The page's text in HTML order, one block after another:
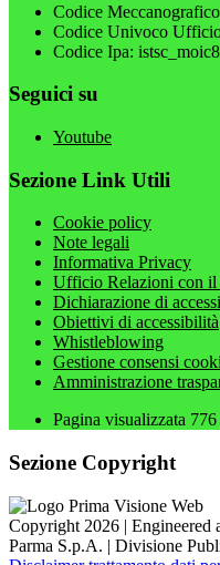
Codice
Codice Univoco
Codice Ipa:
Seguici su
Youtube
Sezione Link Utili
Cookie policy
Note legali
Informativa Privacy
Ufficio Relazioni con il
Dichiarazione di
Obiettivi di accessibilità
Whistleblowing
Gestione consensi
Amministrazione
Pagina visualizzata 776
Sezione Copyright
Copyright 2026 | Engineered
Parma S.p.A. | Divisione